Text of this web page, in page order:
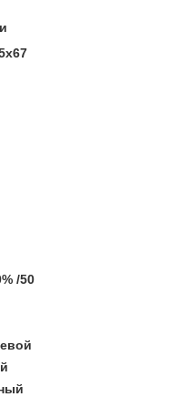
/50